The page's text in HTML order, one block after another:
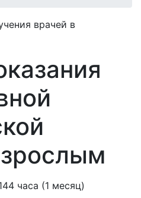
врачей в
часа (1 месяц)